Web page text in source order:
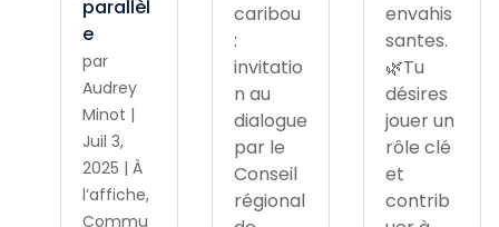
parallèl
e
par
Audrey
Minot |
Juil 3,
2025 | À
l’affiche,
Commu
caribou
:
invitatio
n au
dialogue
par le
Conseil
régional
envahis
santes.
🌿Tu
désires
jouer un
rôle clé
et
contrib